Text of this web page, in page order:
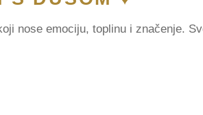
nose emociju, toplinu i značenje.